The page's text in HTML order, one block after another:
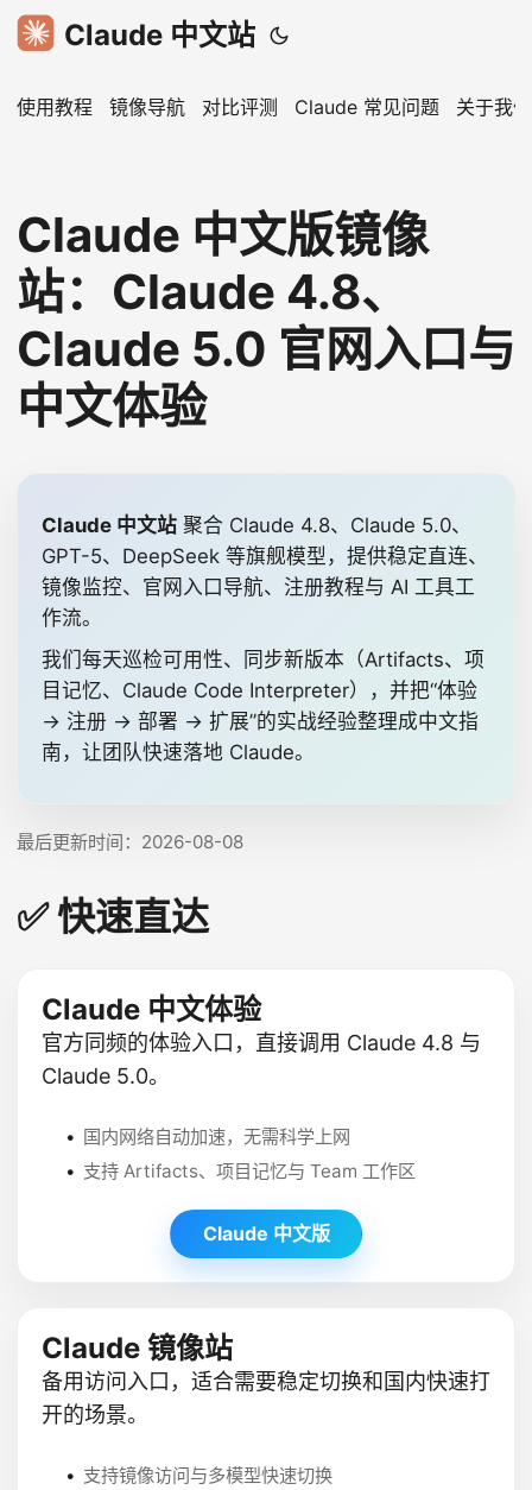
Claude 中文站
使用教程 镜像导航 对比评测 Claude 常见问题 关于我们
Claude 中文版镜像
站：Claude 4.8、
Claude 5.0 官网入口与
中文体验
Claude 中文站 聚合 Claude 4.8、Claude 5.0、
GPT-5、DeepSeek 等旗舰模型，提供稳定直连、
镜像监控、官网入口导航、注册教程与 AI 工具工
作流。
我们每天巡检可用性、同步新版本（Artifacts、项
目记忆、Claude Code Interpreter），并把“体验
→ 注册 → 部署 → 扩展”的实战经验整理成中文指
南，让团队快速落地 Claude。
最后更新时间： 2026-08-08
✅ 快速直达
Claude 中文体验
官方同频的体验入口，直接调用 Claude 4.8 与
Claude 5.0。
国内网络自动加速，无需科学上网
支持 Artifacts、项目记忆与 Team 工作区
Claude 中文版
Claude 镜像站
备用访问入口，适合需要稳定切换和国内快速打
开的场景。
支持镜像访问与多模型快速切换